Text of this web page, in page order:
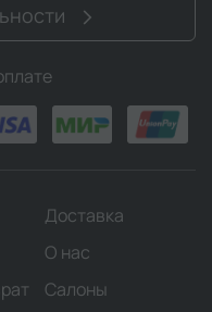
Доставка
О нас
Салоны